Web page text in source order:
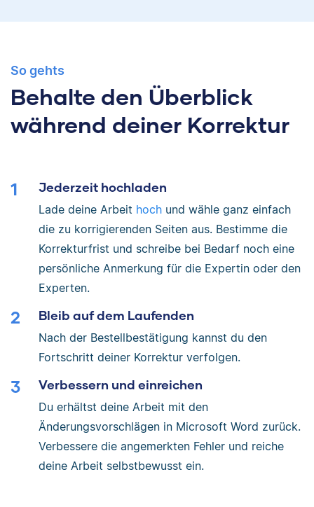
So gehts
Behalte den Überblick
während deiner Korrektur
Jederzeit hochladen
Lade deine Arbeit hoch und wähle ganz einfach
die zu korrigierenden Seiten aus. Bestimme die
Korrekturfrist und schreibe bei Bedarf noch eine
persönliche Anmerkung für die Expertin oder den
Experten.
Bleib auf dem Laufenden
Nach der Bestellbestätigung kannst du den
Fortschritt deiner Korrektur verfolgen.
Verbessern und einreichen
Du erhältst deine Arbeit mit den
Änderungsvorschlägen in Microsoft Word zurück.
Verbessere die angemerkten Fehler und reiche
deine Arbeit selbstbewusst ein.